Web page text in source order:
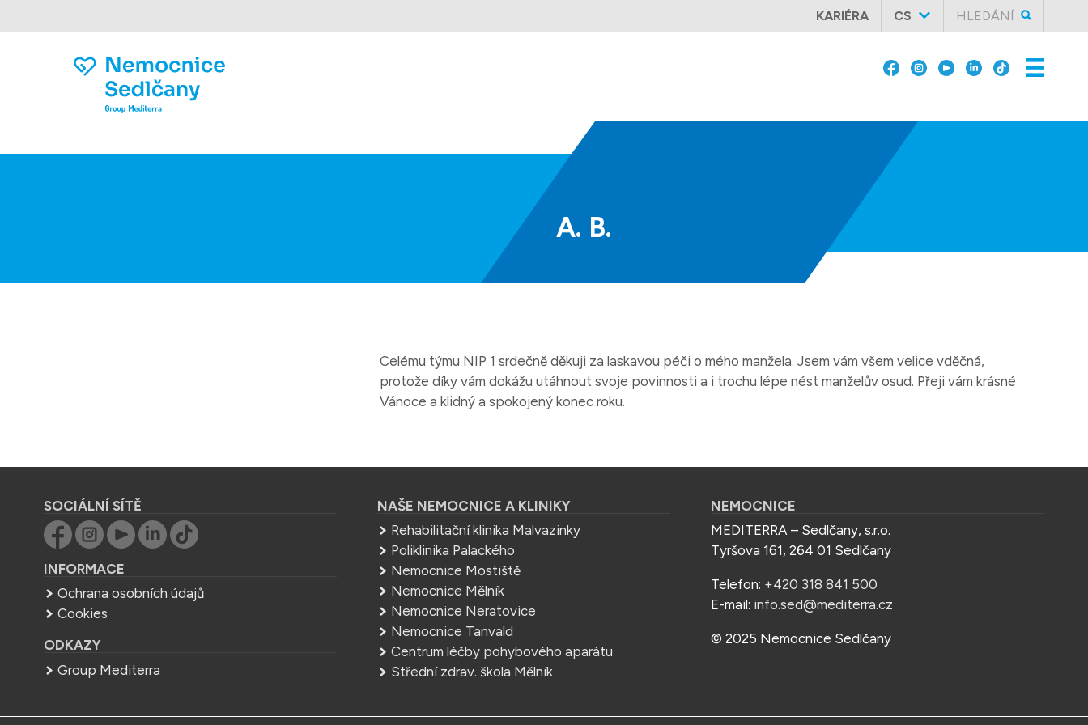
HLEDÁNÍ
KARIÉRA CS
A. B.
Celému týmu NIP 1 srdečně děkuji za laskavou péči o mého manžela. Jsem vám všem velice vděčná,
protože díky vám dokážu utáhnout svoje povinnosti a i trochu lépe nést manželův osud. Přeji vám krásné
Vánoce a klidný a spokojený konec roku.
SOCIÁLNÍ SÍTĚ
INFORMACE
Ochrana osobních údajů
Cookies
ODKAZY
Group Mediterra
NAŠE NEMOCNICE A KLINIKY
Rehabilitační klinika Malvazinky
Poliklinika Palackého
Nemocnice Mostiště
Nemocnice Mělník
Nemocnice Neratovice
Nemocnice Tanvald
Centrum léčby pohybového aparátu
Střední zdrav. škola Mělník
NEMOCNICE
MEDITERRA – Sedlčany, s.r.o.
Tyršova 161, 264 01 Sedlčany
Telefon: +420 318 841 500
E-mail: info.sed@mediterra.cz
© 2025 Nemocnice Sedlčany